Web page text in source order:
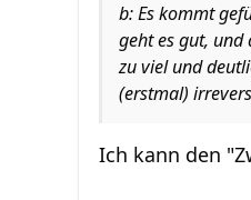
b: Es kommt
geht es gut, und
zu viel und
(erstmal)
Ich kann den